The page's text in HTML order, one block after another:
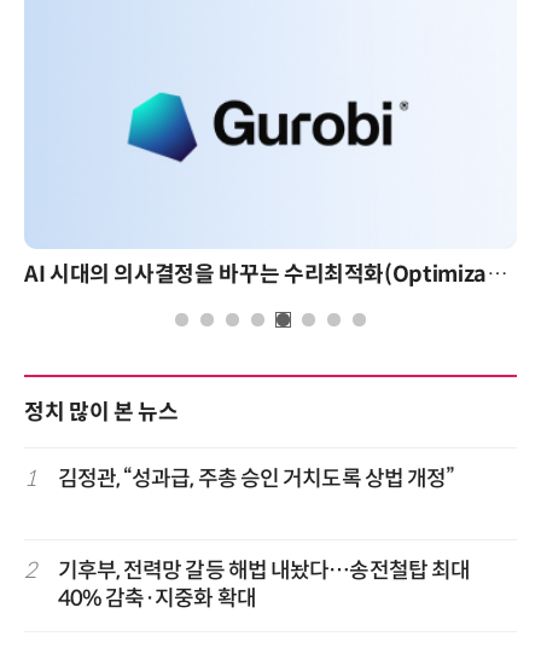
AI 시대의 의사결정을 바꾸는 수리최적화(Optimization): 실제 산업 적용 사례와 활용 전략
정치 많이 본 뉴스
1 김정관, “성과급, 주총 승인 거치도록 상법 개정”
2
기후부, 전력망 갈등 해법 내놨다…송전철탑 최대
40% 감축·지중화 확대